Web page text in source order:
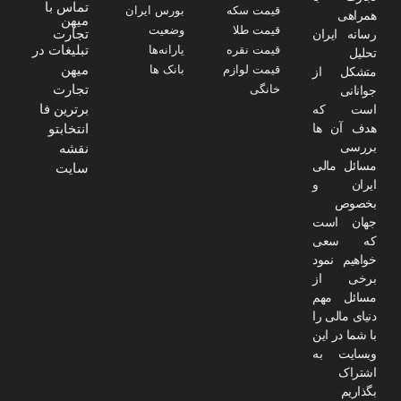
همراهی
رسانه ایران
تحلیل
متشکل از
جوانانی
است که
هدف آن ها
بررسی
مسائل مالی
ایران و
بخصوص
جهان است
که سعی
خواهیم نمود
برخی از
مسائل مهم
دنیای مالی را
با شما در این
وبسایت به
اشتراک
بگذاریم
قیمت سکه
قیمت طلا
قیمت نقره
قیمت لوازم
خانگی
بورس ایران
وضعیت
یارانه‌ها
بانک ها
تماس با
میهن
تجارت
تبلیغات در
میهن
تجارت
برترین فا
انتخابتو
نقشه
سایت